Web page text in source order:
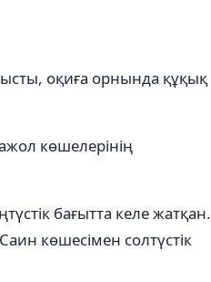
оқиға орнында құқық
көшелерінің
бағытта келе жатқан.
көшесімен солтүстік